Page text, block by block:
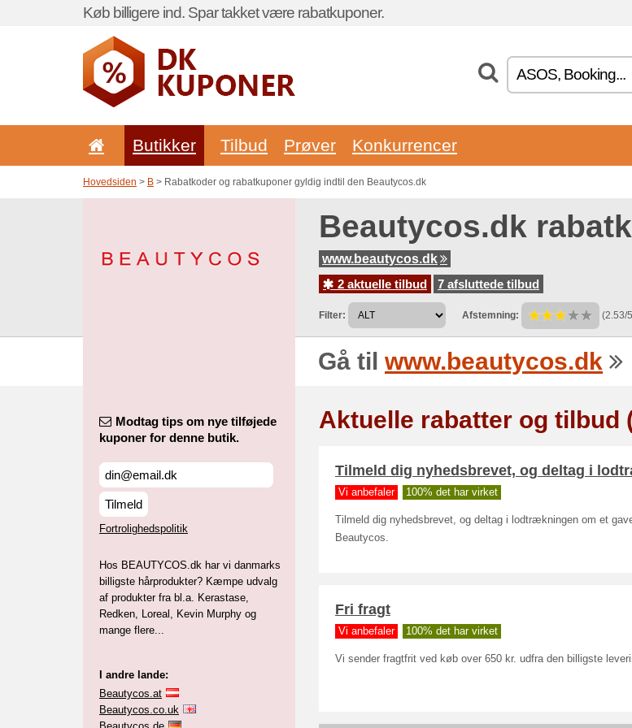
Køb billigere ind. Spar takket være rabatkuponer.
Butikker Tilbud Prøver Konkurrencer
Hovedsiden > B > Rabatkoder og rabatkuponer gyldig indtil den Beautycos.dk
Beautycos.dk
www.beautycos.dk
2 aktuelle tilbud
7 afsluttede tilbud
Filter: Afstemning: (2.53/
Gå til www.beautycos.dk
Modtag tips om nye tilføjede
kuponer for denne butik.
Tilmeld
Fortrolighedspolitik
Hos BEAUTYCOS.dk har vi danmarks
billigste hårprodukter? Kæmpe udvalg
af produkter fra bl.a. Kerastase,
Redken, Loreal, Kevin Murphy og
mange flere...
I andre lande:
Beautycos.at
Beautycos.co.uk
Aktuelle rabatter og tilbud
Tilmeld dig nyhedsbrevet, og deltag i
Vi anbefaler 100% det har virket
Tilmeld dig nyhedsbrevet, og deltag i lodtrækningen om et
Beautycos.
Fri fragt
Vi anbefaler 100% det har virket
Vi sender fragtfrit ved køb over 650 kr. udfra den billigste